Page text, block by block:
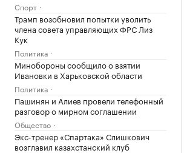
Спорт
Трамп возобновил попытки уволить
члена совета управляющих ФРС Лиз
Кук
Политика
Минобороны сообщило о взятии
Ивановки в Харьковской области
Политика
Пашинян и Алиев провели телефонный
разговор о мирном соглашении
Общество
Экс-тренер «Спартака» Слишкович
возглавил казахстанский клуб